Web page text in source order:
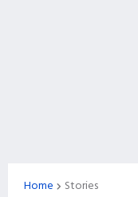
Home Stories